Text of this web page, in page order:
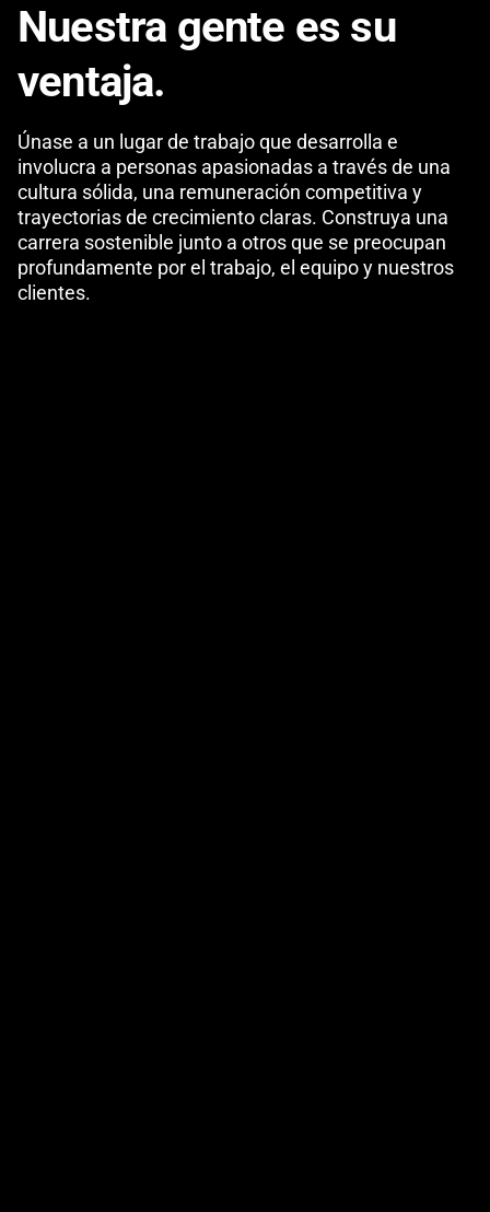
Nuestra gente es su
ventaja.
Únase a un lugar de trabajo que desarrolla e
involucra a personas apasionadas a través de una
cultura sólida, una remuneración competitiva y
trayectorias de crecimiento claras. Construya una
carrera sostenible junto a otros que se preocupan
profundamente por el trabajo, el equipo y nuestros
clientes.